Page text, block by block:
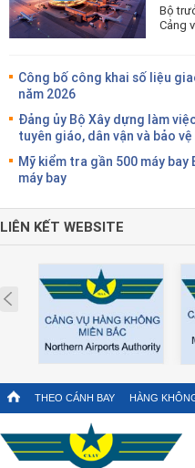
Bộ
Cảng
Công bố công khai số liệu
năm 2026
Đảng ủy Bộ Xây dựng làm
tuyên giáo, dân vận và bảo
Mỹ kiểm tra gần 500 máy
máy bay
LIÊN KẾT WEBSITE
Prev
THEO CÁNH BAY HÀNG